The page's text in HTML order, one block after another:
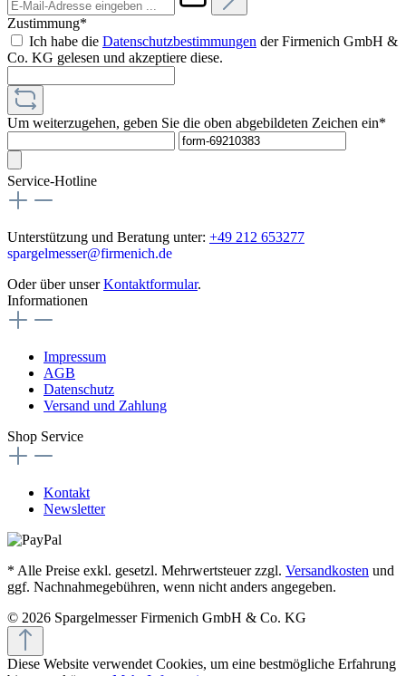
Zustimmung*
Ich habe die Datenschutzbestimmungen der Firmenich GmbH &
Co. KG gelesen und akzeptiere diese.
Um weiterzugehen, geben Sie die oben abgebildeten Zeichen ein*
Service-Hotline
Unterstützung und Beratung unter: +49 212 653277
spargelmesser@firmenich.de
Oder über unserKontaktformular.
Informationen
Impressum
AGB
Datenschutz
Versand und Zahlung
Shop Service
Kontakt
Newsletter
* Alle Preise exkl. gesetzl. Mehrwertsteuer zzgl. Versandkosten und
ggf. Nachnahmegebühren, wenn nicht anders angegeben.
© 2026 Spargelmesser Firmenich GmbH & Co. KG
Diese Website verwendet Cookies, um eine bestmögliche Erfahrung